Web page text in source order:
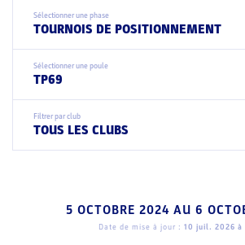
Sélectionner une phase
TOURNOIS DE POSITIONNEMENT
Sélectionner une poule
TP69
Filtrer par club
TOUS LES CLUBS
5 OCTOBRE 2024AU 6
Date de mise à jour : 10 juil. 2026 à